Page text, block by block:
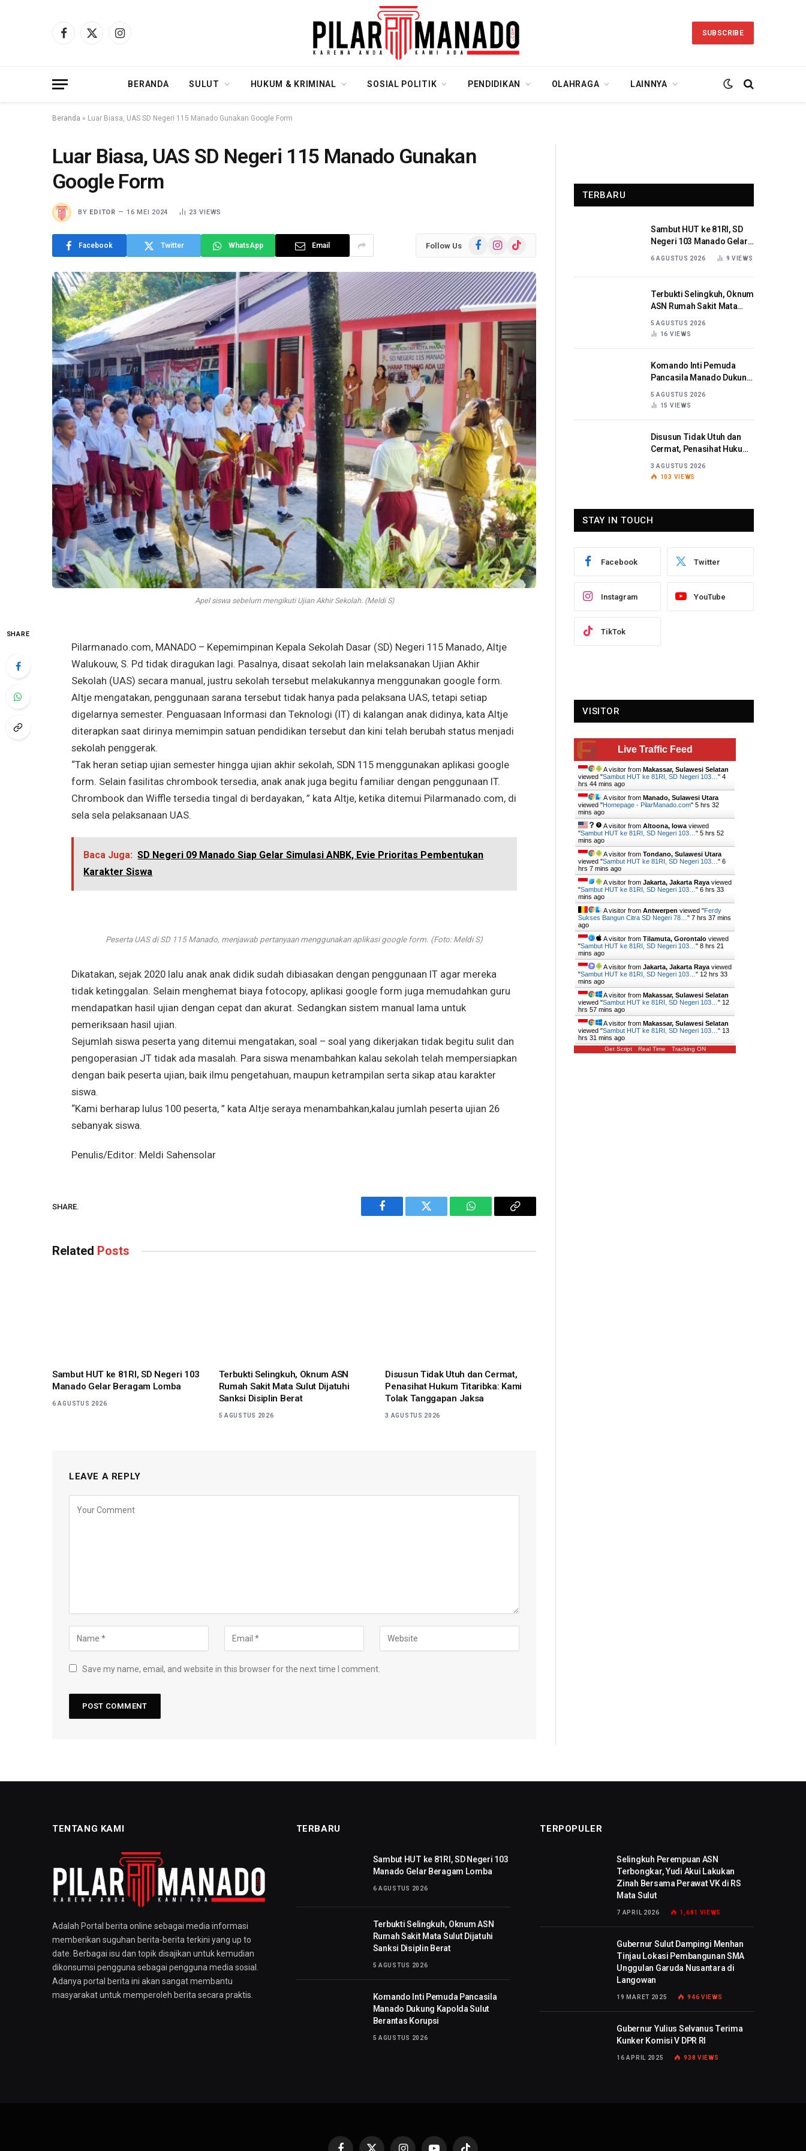
Facebook
X
Instagram
SUBSCRIBE
BERANDA SULUT HUKUM & KRIMINAL SOSIAL POLITIK PENDIDIKAN OLAHRAGA LAINNYA
Beranda » Luar Biasa, UAS SD Negeri 115 Manado Gunakan Google Form
Luar Biasa, UAS SD Negeri 115 Manado Gunakan
Google Form
BY EDITOR 16 MEI 2024 23VIEWS
Facebook Twitter WhatsApp Email Follow Us FacebookInstagram
TikTok
Apel siswa sebelum mengikuti Ujian Akhir Sekolah. (Meldi S)
SHARE
Pilarmanado.com, MANADO – Kepemimpinan Kepala Sekolah Dasar (SD) Negeri 115 Manado, Altje
Walukouw, S. Pd tidak diragukan lagi. Pasalnya, disaat sekolah lain melaksanakan Ujian Akhir
Sekolah (UAS) secara manual, justru sekolah tersebut melakukannya menggunakan google form.
Altje mengatakan, penggunaan sarana tersebut tidak hanya pada pelaksana UAS, tetapi setiap
digelarnya semester. Penguasaan Informasi dan Teknologi (IT) di kalangan anak didinya, kata Altje
diterapkan saat dirinya memimpin satuan pendidikan tersebut dan kini telah berubah status menjadi
sekolah penggerak.
“Tak heran setiap ujian semester hingga ujian akhir sekolah, SDN 115 menggunakan aplikasi google
form. Selain fasilitas chrombook tersedia, anak anak juga begitu familiar dengan penggunaan IT.
Chrombook dan Wiffle tersedia tingal di berdayakan, ” kata Altje, ketika ditemui Pilarmanado.com, di
sela sela pelaksanaan UAS.
Baca Juga: SD Negeri 09 Manado Siap Gelar Simulasi ANBK, Evie Prioritas Pembentukan
Karakter Siswa
Peserta UAS di SD 115 Manado, menjawab pertanyaan menggunakan aplikasi google form. (Foto: Meldi S)
Dikatakan, sejak 2020 lalu anak anak didik sudah dibiasakan dengan penggunaan IT agar mereka
tidak ketinggalan. Selain menghemat biaya fotocopy, aplikasi google form juga memudahkan guru
mendapatkan hasil ujian dengan cepat dan akurat. Sedangkan sistem manual lama untuk
pemeriksaan hasil ujian.
Sejumlah siswa peserta yang ditemui mengatakan, soal – soal yang dikerjakan tidak begitu sulit dan
pengoperasian JT tidak ada masalah. Para siswa menambahkan kalau sekolah telah mempersiapkan
dengan baik peserta ujian, baik ilmu pengetahuan, maupun ketrampilan serta sikap atau karakter
siswa.
“Kami berharap lulus 100 peserta, ” kata Altje seraya menambahkan,kalau jumlah peserta ujian 26
sebanyak siswa.
Penulis/Editor: Meldi Sahensolar
SHARE.
Facebook Twitter WhatsAppCopy
Related Posts
Sambut HUT ke 81RI, SD Negeri 103
Manado Gelar Beragam Lomba
6 AGUSTUS 2026
Terbukti Selingkuh, Oknum ASN
Rumah Sakit Mata Sulut Dijatuhi
Sanksi Disiplin Berat
5 AGUSTUS 2026
Disusun Tidak Utuh dan Cermat,
Penasihat Hukum Titaribka: Kami
Tolak Tanggapan Jaksa
3 AGUSTUS 2026
LEAVE A REPLY
Save my name, email, and website in this browser for the next time I comment.
TERBARU
Sambut HUT ke 81RI, SD
Negeri 103 Manado Gelar
6 AGUSTUS 2026 9 VIEWS
Terbukti Selingkuh, Oknum
ASN Rumah Sakit Mata
Disiplin Berat
5 AGUSTUS 2026
16 VIEWS
Komando Inti Pemuda
Pancasila Manado Dukung
Korupsi
5 AGUSTUS 2026
15 VIEWS
Disusun Tidak Utuh dan
Cermat, Penasihat Hukum
Tanggapan Jaksa
3 AGUSTUS 2026
103 VIEWS
STAY IN TOUCH
Facebook Twitter
Instagram YouTube
TikTok
VISITOR
Live Traffic Feed
A visitor from Makassar, Sulawesi Selatan
viewed "Sambut HUT ke 81RI, SD Negeri 103… " 4
hrs 44 mins ago
A visitor from Manado, Sulawesi Utara
viewed "Homepage - PilarManado.com" 5 hrs 32
mins ago
A visitor from Altoona, Iowa viewed
"Sambut HUT ke 81RI, SD Negeri 103… " 5 hrs 52
mins ago
A visitor from Tondano, Sulawesi Utara
viewed "Sambut HUT ke 81RI, SD Negeri 103… " 6
hrs 7 mins ago
A visitor from Jakarta, Jakarta Raya viewed
"Sambut HUT ke 81RI, SD Negeri 103… " 6 hrs 33
mins ago
A visitor from Antwerpen viewed "Ferdy
Sukses Bangun Citra SD Negeri 78… " 7 hrs 37 mins
ago
A visitor from Tilamuta, Gorontalo viewed
"Sambut HUT ke 81RI, SD Negeri 103… " 8 hrs 21
mins ago
A visitor from Jakarta, Jakarta Raya viewed
"Sambut HUT ke 81RI, SD Negeri 103… " 12 hrs 33
mins ago
A visitor from Makassar, Sulawesi Selatan
viewed "Sambut HUT ke 81RI, SD Negeri 103… " 12
hrs 57 mins ago
A visitor from Makassar, Sulawesi Selatan
viewed "Sambut HUT ke 81RI, SD Negeri 103… " 13
hrs 31 mins ago
Get Script Real Time Tracking ON
TENTANG KAMI
Adalah Portal berita online sebagai media informasi
memberikan suguhan berita-berita terkini yang up to
date. Berbagai isu dan topik disajikan untuk kemudian
dikonsumsi pengguna sebagai pengguna media sosial.
Adanya portal berita ini akan sangat membantu
masyarakat untuk memperoleh berita secara praktis.
TERBARU
Sambut HUT ke 81RI, SD Negeri 103
Manado Gelar Beragam Lomba
6 AGUSTUS 2026
Terbukti Selingkuh, Oknum ASN
Rumah Sakit Mata Sulut Dijatuhi
Sanksi Disiplin Berat
5 AGUSTUS 2026
Komando Inti Pemuda Pancasila
Manado Dukung Kapolda Sulut
Berantas Korupsi
5 AGUSTUS 2026
TERPOPULER
Selingkuh Perempuan ASN
Terbongkar, Yudi Akui Lakukan
Zinah Bersama Perawat VK di RS
Mata Sulut
7 APRIL 2026 1,681 VIEWS
Gubernur Sulut Dampingi Menhan
Tinjau Lokasi Pembangunan SMA
Unggulan Garuda Nusantara di
Langowan
19 MARET 2025 946 VIEWS
Gubernur Yulius Selvanus Terima
Kunker Komisi V DPR RI
16 APRIL 2025 938 VIEWS